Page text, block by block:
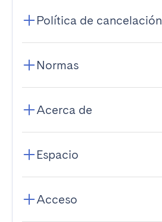
Política de cancelación
Normas
Acerca de
Espacio
Acceso